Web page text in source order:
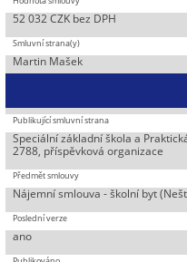
52 032 CZK bez DPH
Martin Mašek
Speciální základní škola a
2788, příspěvková organizace
Nájemní smlouva - školní byt
ano